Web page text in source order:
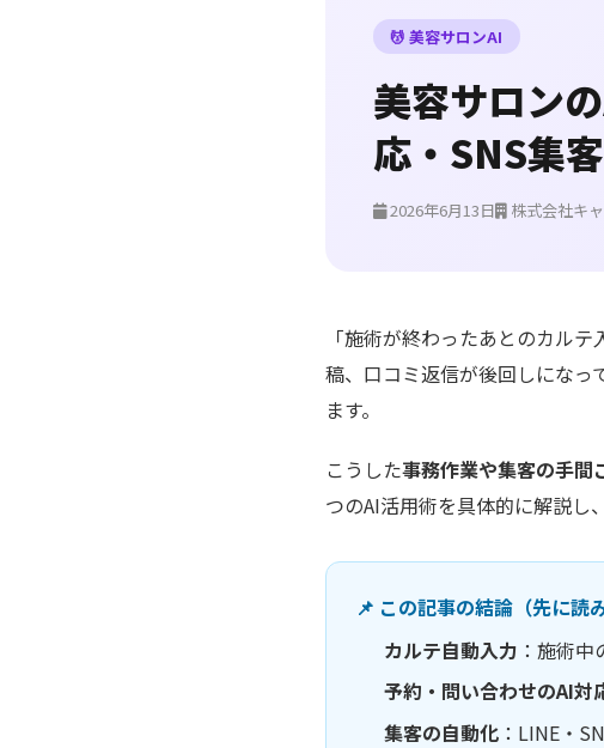
💆 美容サロンAI
美容サロン
応・SNS集
2026年6月13日 株式会社キ
「施術が終わったあとのカル
稿、口コミ返信が後回しにな
ます。
こうした事務作業や集客の手間
つのAI活用術を具体的に解説し
📌 この記事の結論（先に読
カルテ自動入力 ：施術
予約・問い合わせのAI対
集客の自動化 ：LINE・